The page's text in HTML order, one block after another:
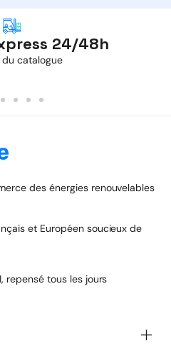
24/48h
du catalogue
des énergies renouvelables
et Européen soucieux de
repensé tous les jours